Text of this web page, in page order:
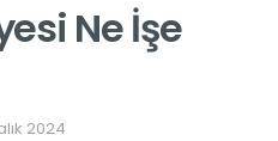
Ne İşe
2024